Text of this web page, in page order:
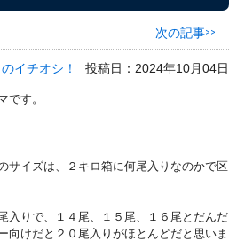
次の記事>>
イチオシ！ 投稿日：2024年10月04日
す。
サイズは、２キロ箱に何尾入りなのかで区
入りで、１４尾、１５尾、１６尾とだんだ
向けだと２０尾入りがほとんどだと思いま